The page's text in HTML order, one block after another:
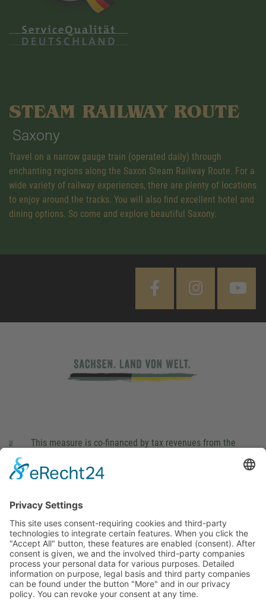
STEAM RAILWAY ROUTE
Saxony
Travel on a narrow gauge train (operated daily) through
enchanting regions along the Saxon Steam Railway Route. For a
wide variety of railway experiences, there are plenty of locations
to enjoy around the tracks. You will also find excellent hotel and
dining options. So come and explore beautiful Saxony.
This measure is co-financed by tax revenues from the
Landtag (parliament).
This site uses consent-requiring cookies and third-party
technologies to integrate certain features. When you click the
"Accept All" button, these features are enabled (consent).
After consent is given, we and the involved third-party
companies process your personal data for various purposes.